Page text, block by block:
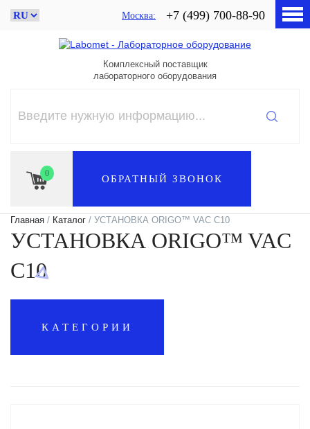
Москва +7 (499) 700-88-90
Комплексный поставщик
лабораторного оборудования
0 ОБРАТНЫЙ ЗВОНОК
Главная / Каталог / УСТАНОВКА ORIGO™ VAC C10
УСТАНОВКА ORIGO™ VAC
C10
КАТЕГОРИИ